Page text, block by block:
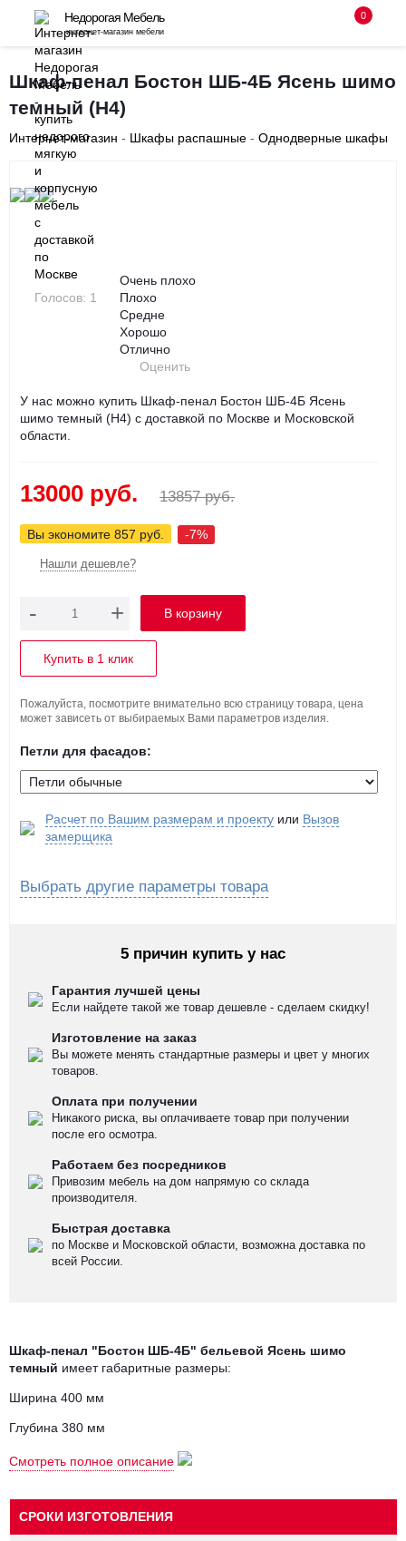
Недорогая Мебель
интернет-магазин мебели
8 (495) 255-08-94
с 10-00 до 18-00 без выходных
Заказать звонок
0
Шкаф-пенал Бостон ШБ-4Б Ясень шимо
темный (Н4)
Интернет-магазин - Шкафы распашные - Однодверные шкафы
‹
Голосов: 1
Очень плохо
Плохо
Средне
Хорошо
Отлично
Оценить
У нас можно купить Шкаф-пенал Бостон ШБ-4Б Ясень
шимо темный (Н4) с доставкой по Москве и Московской
области.
13000 руб. 13857 руб.
Вы экономите 857 руб. -7%
Нашли дешевле?
- +
Купить в 1 клик
Пожалуйста, посмотрите внимательно всю страницу товара, цена
может зависеть от выбираемых Вами параметров изделия.
Петли для фасадов:
Расчет по Вашим размерам и проекту или Вызов
замерщика
Выбрать другие параметры товара
5 причин купить у нас
Гарантия лучшей цены
Если найдете такой же товар дешевле - сделаем скидку!
Изготовление на заказ
Вы можете менять стандартные размеры и цвет у многих
товаров.
Оплата при получении
Никакого риска, вы оплачиваете товар при получении
после его осмотра.
Работаем без посредников
Привозим мебель на дом напрямую со склада
производителя.
Быстрая доставка
по Москве и Московской области, возможна доставка по
всей России.
Шкаф-пенал "Бостон ШБ-4Б" бельевой Ясень шимо
темный имеет габаритные размеры:
Ширина 400 мм
Глубина 380 мм
Высота 2100 мм
Шкаф-пенал внутри оборудован
ящика.
Смотреть полное описание
СРОКИ ИЗГОТОВЛЕНИЯ